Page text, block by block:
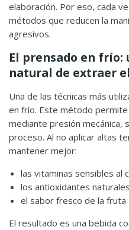
elaboración. Por eso, cada
métodos que reducen la
agresivos.
El prensado en frío:
natural de extraer
Una de las técnicas más
en frío. Este método
mediante presión mecánica,
proceso. Al no aplicar altas
mantener mejor:
las vitaminas sensibles al
los antioxidantes naturales
el sabor fresco de la fruta
El resultado es una bebida